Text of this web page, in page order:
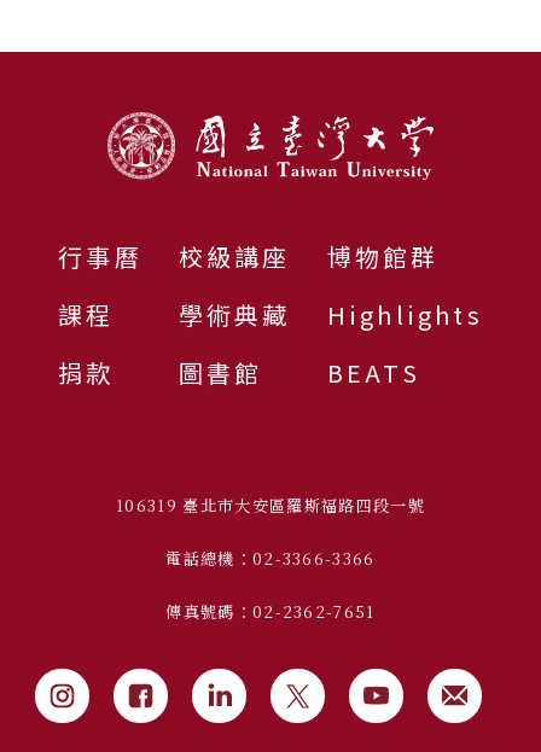
行事曆
課程
捐款
校級講座
學術典藏
圖書館
博物館群
Highlights
BEATS
106319 臺北市大安區羅斯福路四段一號
電話總機：02-3366-3366
傳真號碼：02-2362-7651